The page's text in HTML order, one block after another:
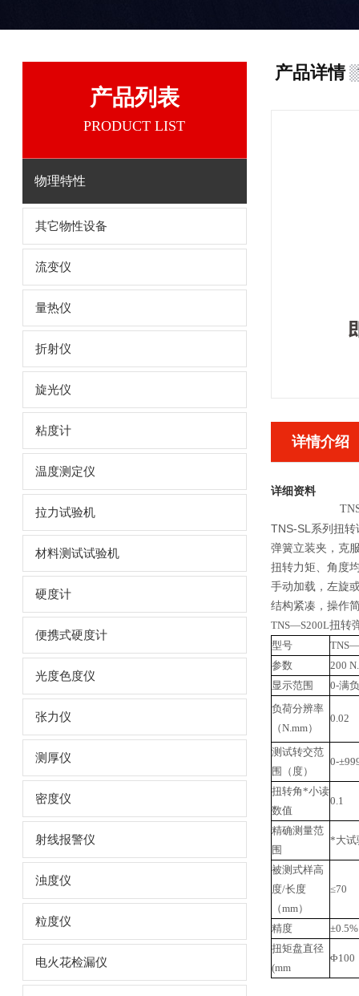
产品列表
PRODUCT LIST
物理特性
其它物性设备
流变仪
量热仪
折射仪
旋光仪
粘度计
温度测定仪
拉力试验机
材料测试试验机
硬度计
便携式硬度计
光度色度仪
张力仪
测厚仪
密度仪
射线报警仪
浊度仪
粒度仪
电火花检漏仪
产品详情
详情介绍
详细资料
TNS-SL系列扭
弹簧立装夹，克
扭转力矩、角度
手动加载，左旋
结构紧凑，操作
TNS—S200L扭转
型号
参数
200
显示范围
0-满
负荷分辨率
（N.mm）
0.02
测试转交范
围（度）
0-
扭转角*小读
数值
0.1
精确测量范
围
*大试
被测式样高
度/长度
（mm）
≤70
精度
扭矩盘直径
(mm
Φ100